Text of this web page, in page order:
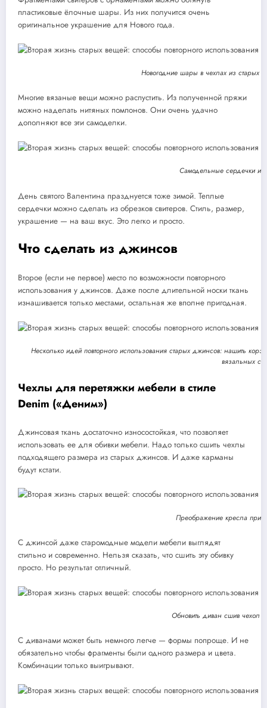
пластиковые ёлочные шары. Из них получится очень
оригинальное украшение для Нового года.
Новогодние шары в чехлах из старых
Многие вязаные вещи можно распустить. Из полученной пряжи
можно наделать нитяных помпонов. Они очень удачно
дополняют все эти самоделки.
Самодельные сердечки
День святого Валентина празднуется тоже зимой. Теплые
сердечки можно сделать из обрезков свитеров. Стиль, размер,
украшение — на ваш вкус. Это легко и просто.
Что сделать из джинсов
Второе (если не первое) место по возможности повторного
использования у джинсов. Даже после длительной носки ткань
изнашивается только местами, остальная же вполне пригодная.
Несколько идей повторного использования старых джинсов: нашить
вязальных
Чехлы для перетяжки мебели в стиле
Denim («Деним»)
Джинсовая ткань достаточно износостойкая, что позволяет
использовать ее для обивки мебели. Надо только сшить чехлы
подходящего размера из старых джинсов. И даже карманы
будут кстати.
Преображение кресла при
С джинсой даже старомодные модели мебели выглядят
стильно и современно. Нельзя сказать, что сшить эту обивку
просто. Но результат отличный.
Обновить диван сшив чехол
С диванами может быть немного легче — формы попроще. И не
обязательно чтобы фрагменты были одного размера и цвета.
Комбинации только выигрывают.